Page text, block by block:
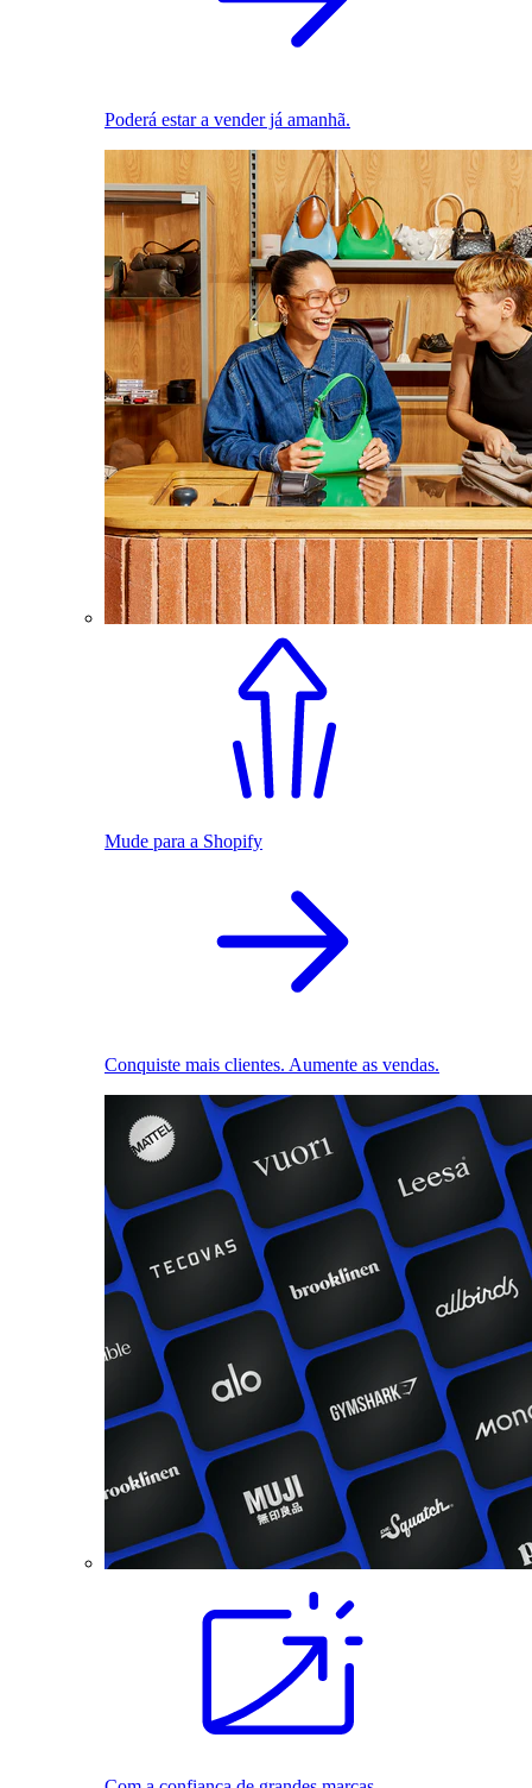
Poderá estar a vender já amanhã.
Mude para a Shopify
Conquiste mais clientes. Aumente as vendas.